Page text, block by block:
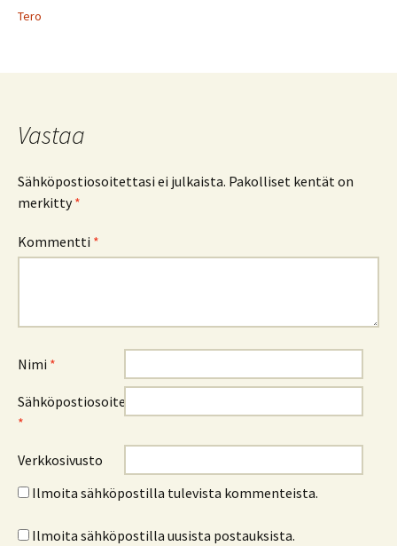
Tero
Vastaa
Sähköpostiosoitettasi ei julkaista. Pakolliset kentät on
merkitty*
Kommentti *
Nimi *
Sähköpostiosoite
*
Verkkosivusto
Ilmoita sähköpostilla tulevista kommenteista.
Ilmoita sähköpostilla uusista postauksista.